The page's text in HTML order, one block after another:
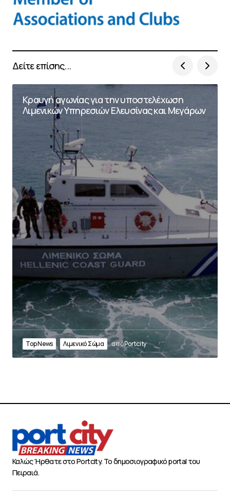
Δείτε επίσης...
Κραυγή αγωνίας για την υποστελέχωση
Λιμενικών Υπηρεσιών Ελευσίνας και Μεγάρων
Top News Λιμενικό Σώμα απόPortcity
Καλώς Ήρθατε στο Portcity. Το δημοσιογραφικό portal του
Πειραιά.